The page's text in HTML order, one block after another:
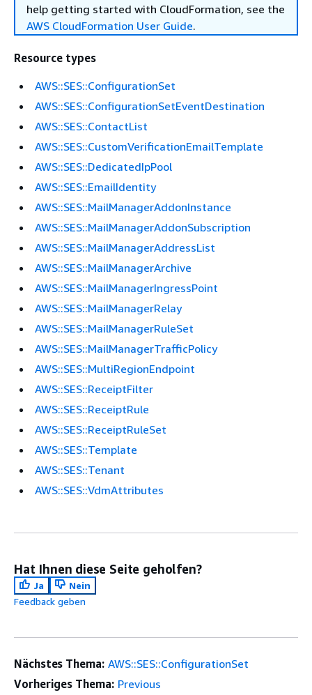
help getting started with CloudFormation, see the
AWS CloudFormation User Guide.
Resource types
AWS::SES::ConfigurationSet
AWS::SES::ConfigurationSetEventDestination
AWS::SES::ContactList
AWS::SES::CustomVerificationEmailTemplate
AWS::SES::DedicatedIpPool
AWS::SES::EmailIdentity
AWS::SES::MailManagerAddonInstance
AWS::SES::MailManagerAddonSubscription
AWS::SES::MailManagerAddressList
AWS::SES::MailManagerArchive
AWS::SES::MailManagerIngressPoint
AWS::SES::MailManagerRelay
AWS::SES::MailManagerRuleSet
AWS::SES::MailManagerTrafficPolicy
AWS::SES::MultiRegionEndpoint
AWS::SES::ReceiptFilter
AWS::SES::ReceiptRule
AWS::SES::ReceiptRuleSet
AWS::SES::Template
AWS::SES::Tenant
AWS::SES::VdmAttributes
Hat Ihnen diese Seite geholfen?
Ja
Nein
Feedback geben
Nächstes Thema: AWS::SES::ConfigurationSet
Vorheriges Thema: Previous